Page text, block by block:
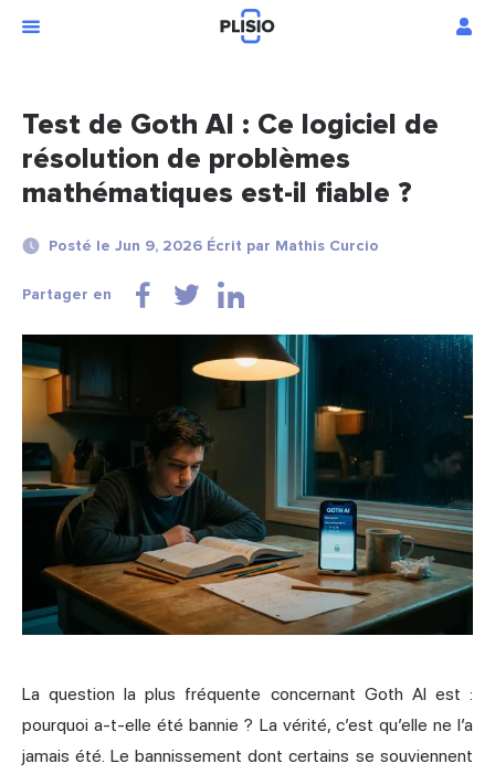
Test de Goth AI : Ce logiciel de
résolution de problèmes
mathématiques est-il fiable ?
Posté le Jun 9, 2026 Écrit par Mathis Curcio
Partager en
La question la plus fréquente concernant Goth AI est :
pourquoi a-t-elle été bannie ? La vérité, c’est qu’elle ne l’a
jamais été. Le bannissement dont certains se souviennent